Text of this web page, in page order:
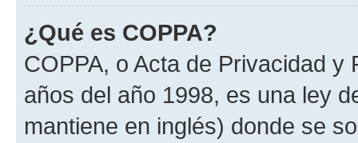
¿Qué es COPPA?
COPPA, o Acta de Privacidad
años del año 1998, es una ley
mantiene en inglés) donde se